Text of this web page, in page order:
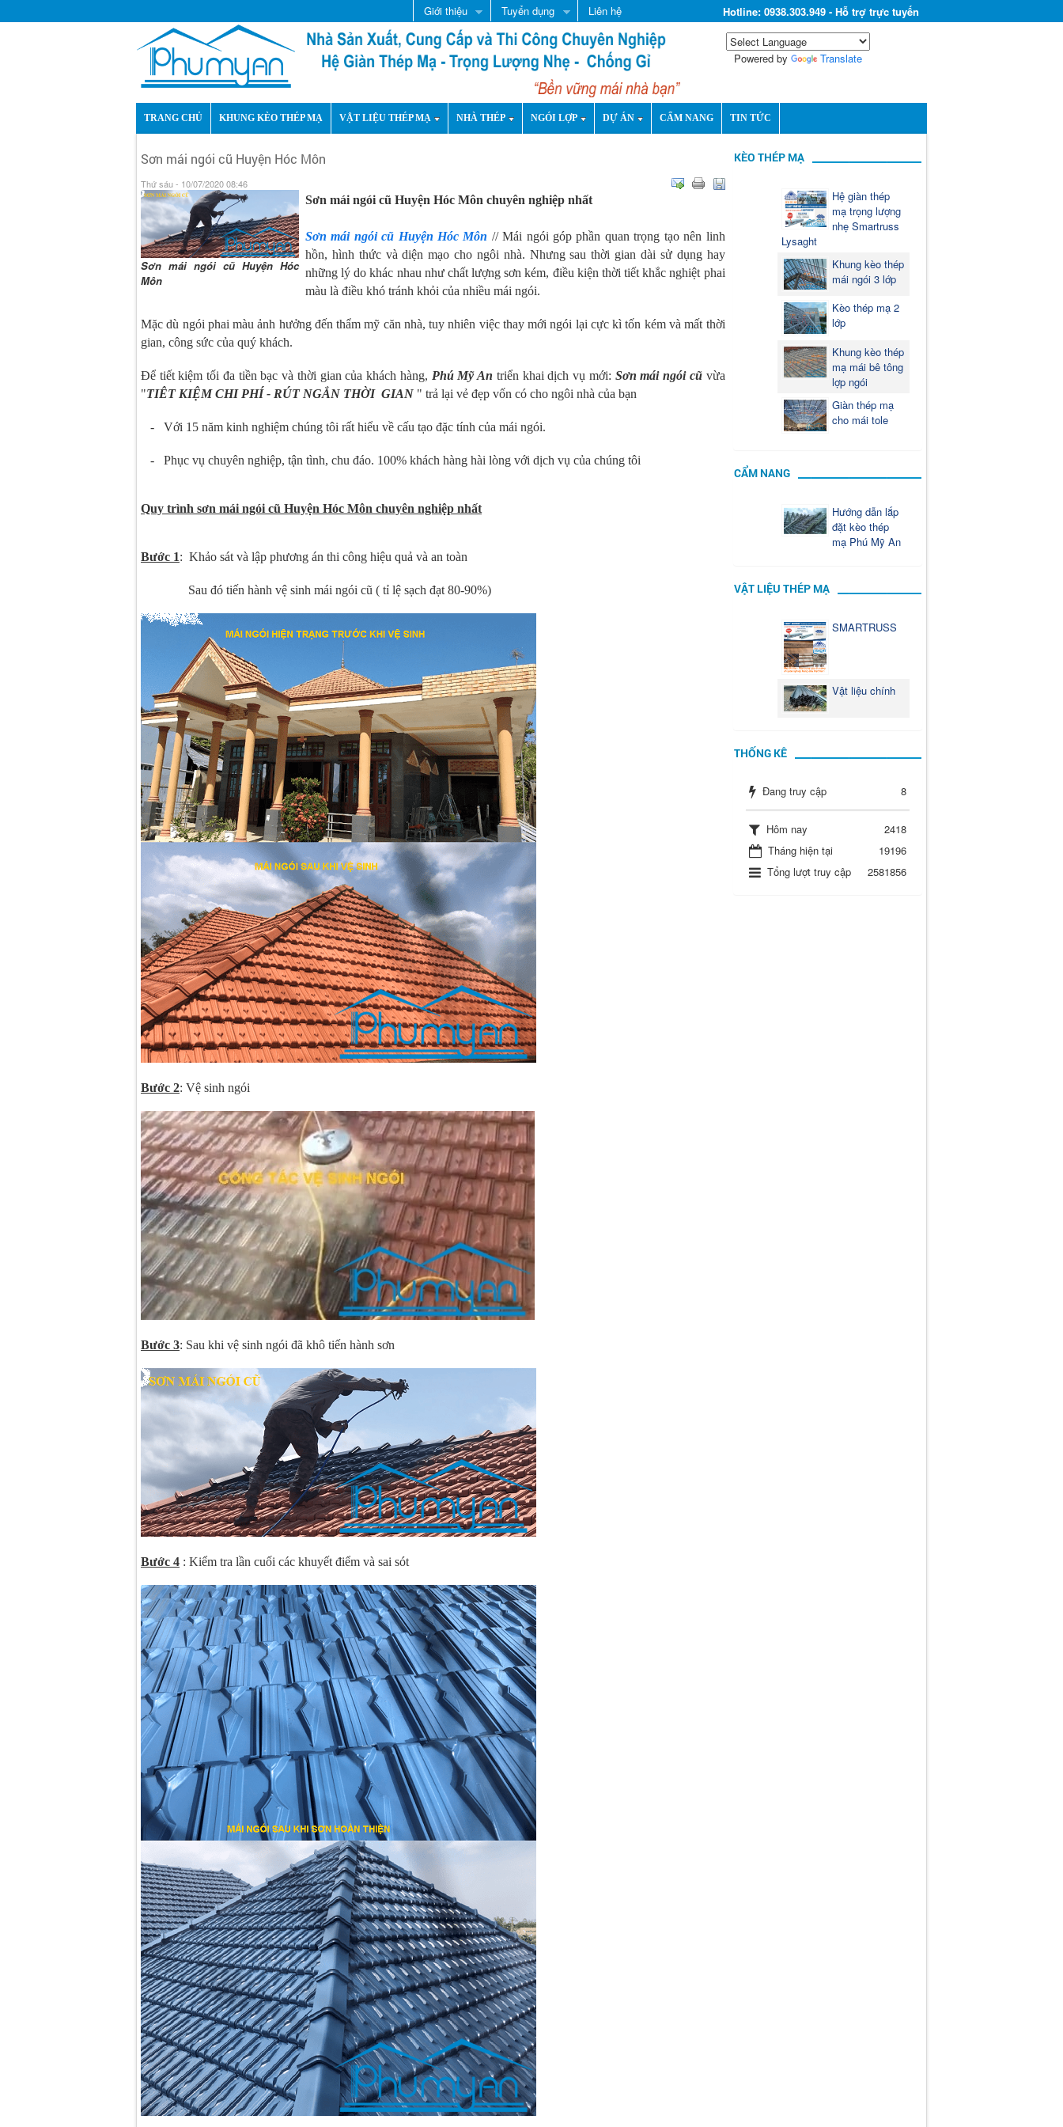
Giới thiệu Tuyển dụng Liên hệ Hotline: 0938.303.949 - Hỗ trợ trực tuyến
Powered by Translate
TRANG CHỦ KHUNG KÈO THÉP MẠ VẬT LIỆU THÉP MẠ NHÀ THÉP NGÓI LỢP DỰ ÁN CẨM NANG TIN TỨC
Sơn mái ngói cũ Huyện Hóc Môn
Thứ sáu - 10/07/2020 08:46
Sơn mái ngói cũ Huyện Hóc
Môn
Sơn mái ngói cũ Huyện Hóc Môn chuyên nghiệp nhất
Sơn mái ngói cũ Huyện Hóc Môn // Mái ngói góp phần quan trọng tạo nên linh
hồn, hình thức và diện mạo cho ngôi nhà. Nhưng sau thời gian dài sử dụng hay
những lý do khác nhau như chất lượng sơn kém, điều kiện thời tiết khắc nghiệt phai
màu là điều khó tránh khỏi của nhiều mái ngói.
Mặc dù ngói phai màu ảnh hưởng đến thẩm mỹ căn nhà, tuy nhiên việc thay mới ngói lại cực kì tốn kém và mất thời
gian, công sức của quý khách.
Để tiết kiệm tối đa tiền bạc và thời gian của khách hàng, Phú Mỹ An triển khai dịch vụ mới: Sơn mái ngói cũvừa
"TIÊT KIỆM CHI PHÍ - RÚT NGẮN THỜI GIAN " trả lại vẻ đẹp vốn có cho ngôi nhà của bạn
- Với 15 năm kinh nghiệm chúng tôi rất hiểu về cấu tạo đặc tính của mái ngói.
- Phục vụ chuyên nghiệp, tận tình, chu đáo. 100% khách hàng hài lòng với dịch vụ của chúng tôi
Quy trình sơn mái ngói cũ Huyện Hóc Môn chuyên nghiệp nhất
Bước 1: Khảo sát và lập phương án thi công hiệu quả và an toàn
Sau đó tiến hành vệ sinh mái ngói cũ ( tỉ lệ sạch đạt 80-90%)
Bước 2: Vệ sinh ngói
Bước 3: Sau khi vệ sinh ngói đã khô tiến hành sơn
Bước 4 : Kiểm tra lần cuối các khuyết điểm và sai sót
KÈO THÉP MẠ
Hệ giàn thép
mạ trọng lượng
nhẹ Smartruss
Lysaght
Khung kèo thép
mái ngói 3 lớp
Kèo thép mạ 2
lớp
Khung kèo thép
mạ mái bê tông
lợp ngói
Giàn thép mạ
cho mái tole
CẨM NANG
Hướng dẫn lắp
đặt kèo thép
mạ Phú Mỹ An
VẬT LIỆU THÉP MẠ
SMARTRUSS
Vật liệu chính
THỐNG KÊ
Đang truy cập 8
Hôm nay
2418
Tháng hiện tại
19196
Tổng lượt truy cập
2581856